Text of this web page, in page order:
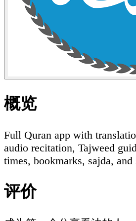
概览
Full Quran app with
audio recitation, Tajweed
times, bookmarks, sajda, and
评价